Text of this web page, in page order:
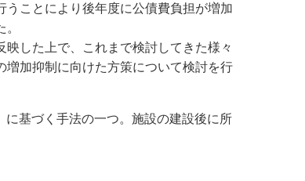
ことにより後年度に公債費負担が増加
した上で、これまで検討してきた様々
加抑制に向けた方策について検討を行
基づく手法の一つ。施設の建設後に所